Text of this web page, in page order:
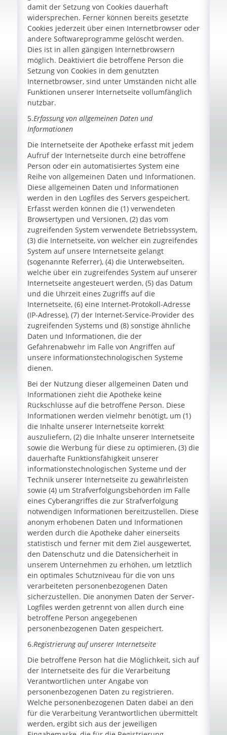
damit der Setzung von Cookies dauerhaft
widersprechen. Ferner können bereits gesetzte
Cookies jederzeit über einen Internetbrowser oder
andere Softwareprogramme gelöscht werden.
Dies ist in allen gängigen Internetbrowsern
möglich. Deaktiviert die betroffene Person die
Setzung von Cookies in dem genutzten
Internetbrowser, sind unter Umständen nicht alle
Funktionen unserer Internetseite vollumfänglich
nutzbar.
5.Erfassung von allgemeinen Daten und
Informationen
Die Internetseite der Apotheke erfasst mit jedem
Aufruf der Internetseite durch eine betroffene
Person oder ein automatisiertes System eine
Reihe von allgemeinen Daten und Informationen.
Diese allgemeinen Daten und Informationen
werden in den Logfiles des Servers gespeichert.
Erfasst werden können die (1) verwendeten
Browsertypen und Versionen, (2) das vom
zugreifenden System verwendete Betriebssystem,
(3) die Internetseite, von welcher ein zugreifendes
System auf unsere Internetseite gelangt
(sogenannte Referrer), (4) die Unterwebseiten,
welche über ein zugreifendes System auf unserer
Internetseite angesteuert werden, (5) das Datum
und die Uhrzeit eines Zugriffs auf die
Internetseite, (6) eine Internet-Protokoll-Adresse
(IP-Adresse), (7) der Internet-Service-Provider des
zugreifenden Systems und (8) sonstige ähnliche
Daten und Informationen, die der
Gefahrenabwehr im Falle von Angriffen auf
unsere informationstechnologischen Systeme
dienen.
Bei der Nutzung dieser allgemeinen Daten und
Informationen zieht die Apotheke keine
Rückschlüsse auf die betroffene Person. Diese
Informationen werden vielmehr benötigt, um (1)
die Inhalte unserer Internetseite korrekt
auszuliefern, (2) die Inhalte unserer Internetseite
sowie die Werbung für diese zu optimieren, (3) die
dauerhafte Funktionsfähigkeit unserer
informationstechnologischen Systeme und der
Technik unserer Internetseite zu gewährleisten
sowie (4) um Strafverfolgungsbehörden im Falle
eines Cyberangriffes die zur Strafverfolgung
notwendigen Informationen bereitzustellen. Diese
anonym erhobenen Daten und Informationen
werden durch die Apotheke daher einerseits
statistisch und ferner mit dem Ziel ausgewertet,
den Datenschutz und die Datensicherheit in
unserem Unternehmen zu erhöhen, um letztlich
ein optimales Schutzniveau für die von uns
verarbeiteten personenbezogenen Daten
sicherzustellen. Die anonymen Daten der Server-
Logfiles werden getrennt von allen durch eine
betroffene Person angegebenen
personenbezogenen Daten gespeichert.
6.Registrierung auf unserer Internetseite
Die betroffene Person hat die Möglichkeit, sich auf
der Internetseite des für die Verarbeitung
Verantwortlichen unter Angabe von
personenbezogenen Daten zu registrieren.
Welche personenbezogenen Daten dabei an den
für die Verarbeitung Verantwortlichen übermittelt
werden, ergibt sich aus der jeweiligen